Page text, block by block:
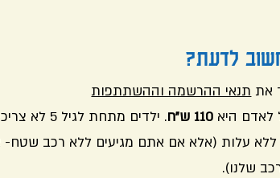
לדעת?
את תנאי ההרשמה וההשתתפות
לאדם היא 110 ש"ח
. ילדים מתחת לגיל 5 לא צריכים לשלם.
ללא עלות (אלא אם אתם מגיעים ללא רכב
שלנו).